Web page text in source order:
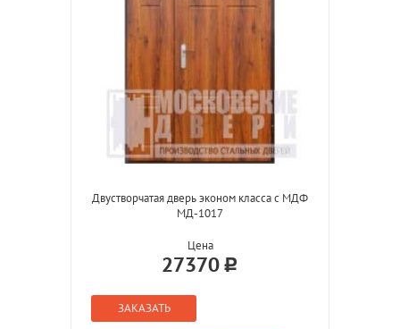
Двустворчатая дверь эконом класса с МДФ
МД-1017
Цена
27370
ЗАКАЗАТЬ